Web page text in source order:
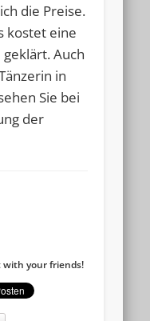
die Preise.
kostet eine
geklärt. Auch
in
Sie bei
der
with your friends!